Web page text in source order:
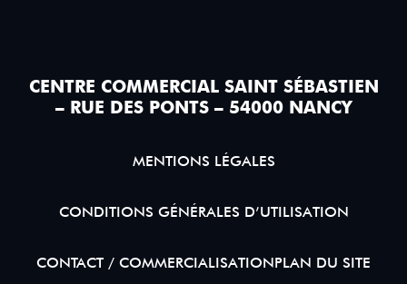
CENTRE COMMERCIAL SAINT SÉBASTIEN
– RUE DES PONTS – 54000 NANCY
MENTIONS LÉGALES
CONDITIONS GÉNÉRALES D’UTILISATION
CONTACT / COMMERCIALISATIONPLAN DU SITE